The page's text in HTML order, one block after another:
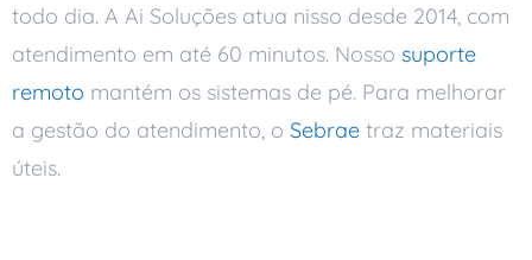
todo dia. A Ai Soluções atua nisso desde 2014, com
atendimento em até 60 minutos. Nosso suporte
remoto mantém os sistemas de pé. Para melhorar
a gestão do atendimento, o Sebrae traz materiais
úteis.